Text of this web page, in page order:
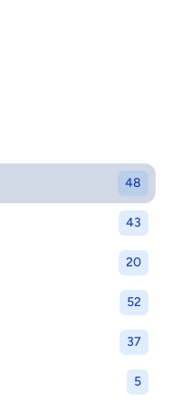
48
43
20
52
37
5